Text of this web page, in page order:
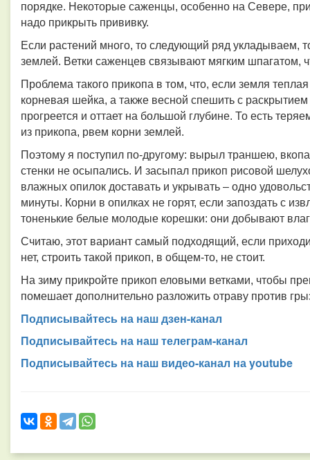
порядке. Некоторые саженцы, особенно на Севере,
надо прикрыть прививку.
Если растений много, то следующий ряд укладываем,
землей. Ветки саженцев связывают мягким шпагатом,
Проблема такого прикопа в том, что, если земля
корневая шейка, а также весной спешить с
прогреется и оттает на большой глубине. То есть
из прикопа, рвем корни землей.
Поэтому я поступил по-другому: вырыл траншею,
стенки не осыпались. И засыпал прикоп рисовой
влажных опилок доставать и укрывать – одно
минуты. Корни в опилках не горят, если запоздать с
тоненькие белые молодые корешки: они добывают
Считаю, этот вариант самый подходящий, если
нет, строить такой прикоп, в общем-то, не стоит.
На зиму прикройте прикоп еловыми ветками, чтобы
помешает дополнительно разложить отраву против
Подписывайтесь на наш дзен-канал
Подписывайтесь на наш телеграм-канал
Подписывайтесь на наш видео-канал на youtube